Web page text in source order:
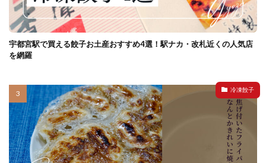
宇都宮駅で買える餃子お土産おすすめ4選！駅ナカ・改札近くの人気店
を網羅
冷凍餃子